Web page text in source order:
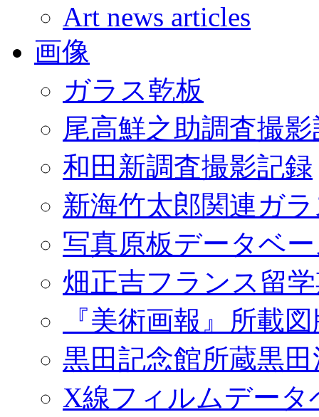
Art news articles
画像
ガラス乾板
尾高鮮之助調査撮
和田新調査撮影記録
新海竹太郎関連ガ
写真原板データベ
畑正吉フランス留
『美術画報』所載
黒田記念館所蔵黒
X線フィルムデータ